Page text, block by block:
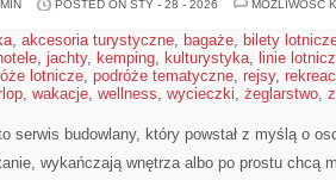
POSTED ON STY - 28 - 2026
MOŻLIWOŚĆ
, akcesoria turystyczne, bagaże, bilety
, jachty, kemping, kulturystyka, linie
lotnicze, podróże tematyczne, rejsy,
, wakacje, wellness, wycieczki, żeglarstwo,
serwis budowlany, który powstał z myślą o
wykańczają wnętrza albo po prostu chcą